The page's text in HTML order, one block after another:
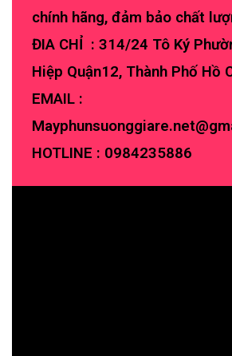
chính hãng, đảm bảo chất
ĐIA CHỈ : 314/24 Tô Ký
Hiệp Quận12, Thành Phố Hồ
EMAIL :
HOTLINE : 0984235886